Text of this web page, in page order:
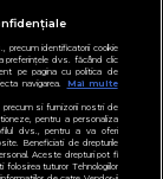
identificatorii cookie
preferințele dvs. făcând clic
pe pagina cu politica de
navigarea.
Mai multe
precum si furnizorii nostri de
pentru a personaliza
dvs., pentru a va oferi
Beneficiati de drepturile
Aceste drepturi pot fi
folosirea tuturor Tehnologiilor